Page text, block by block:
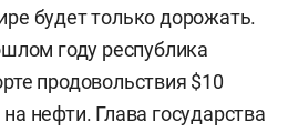
будет только дорожать.
году республика
продовольствия $10
нефти. Глава государства